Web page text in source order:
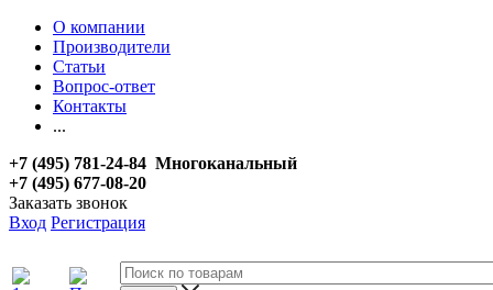
О компании
Производители
Статьи
Вопрос-ответ
Контакты
...
+7 (495) 781-24-84 Многоканальный
+7 (495) 677-08-20
Заказать звонок
Вход Регистрация